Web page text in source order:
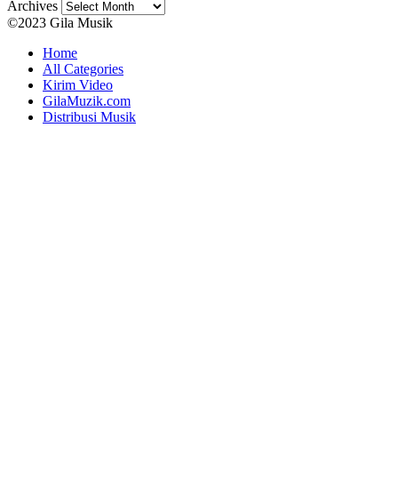
Archives
©2023 Gila Musik
Home
All Categories
Kirim Video
GilaMuzik.com
Distribusi Musik